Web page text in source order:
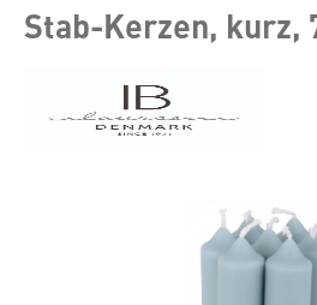
Stab-Kerzen, kurz,
Bildergalerie überspringen